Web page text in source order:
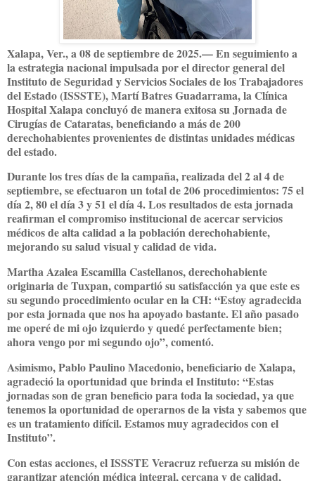
Xalapa, Ver., a 08 de septiembre de 2025.— En seguimiento a
la estrategia nacional impulsada por el director general del
Instituto de Seguridad y Servicios Sociales de los Trabajadores
del Estado (ISSSTE), Martí Batres Guadarrama, la Clínica
Hospital Xalapa concluyó de manera exitosa su Jornada de
Cirugías de Cataratas, beneficiando a más de 200
derechohabientes provenientes de distintas unidades médicas
del estado.
Durante los tres días de la campaña, realizada del 2 al 4 de
septiembre, se efectuaron un total de 206 procedimientos: 75 el
día 2, 80 el día 3 y 51 el día 4. Los resultados de esta jornada
reafirman el compromiso institucional de acercar servicios
médicos de alta calidad a la población derechohabiente,
mejorando su salud visual y calidad de vida.
Martha Azalea Escamilla Castellanos, derechohabiente
originaria de Tuxpan, compartió su satisfacción ya que este es
su segundo procedimiento ocular en la CH: “Estoy agradecida
por esta jornada que nos ha apoyado bastante. El año pasado
me operé de mi ojo izquierdo y quedé perfectamente bien;
ahora vengo por mi segundo ojo”, comentó.
Asimismo, Pablo Paulino Macedonio, beneficiario de Xalapa,
agradeció la oportunidad que brinda el Instituto: “Estas
jornadas son de gran beneficio para toda la sociedad, ya que
tenemos la oportunidad de operarnos de la vista y sabemos que
es un tratamiento difícil. Estamos muy agradecidos con el
Instituto”.
Con estas acciones, el ISSSTE Veracruz refuerza su misión de
garantizar atención médica integral, cercana y de calidad,